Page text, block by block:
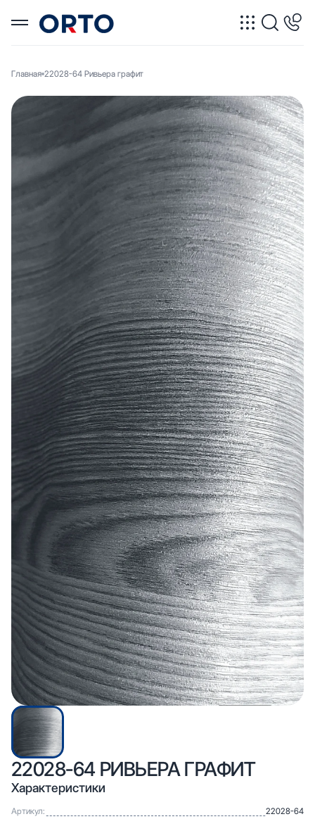
Главная 22028-64 Ривьера графит
22028-64 РИВЬЕРА ГРАФИТ
Характеристики
Артикул:
22028-64